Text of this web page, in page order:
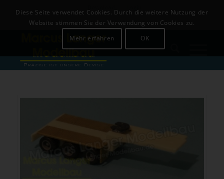
+49 (0)8142-441679
Diese Seite verwendet Cookies. Durch die weitere Nutzung der
Website stimmen Sie der Verwendung von Cookies zu.
Mehr erfahren
OK